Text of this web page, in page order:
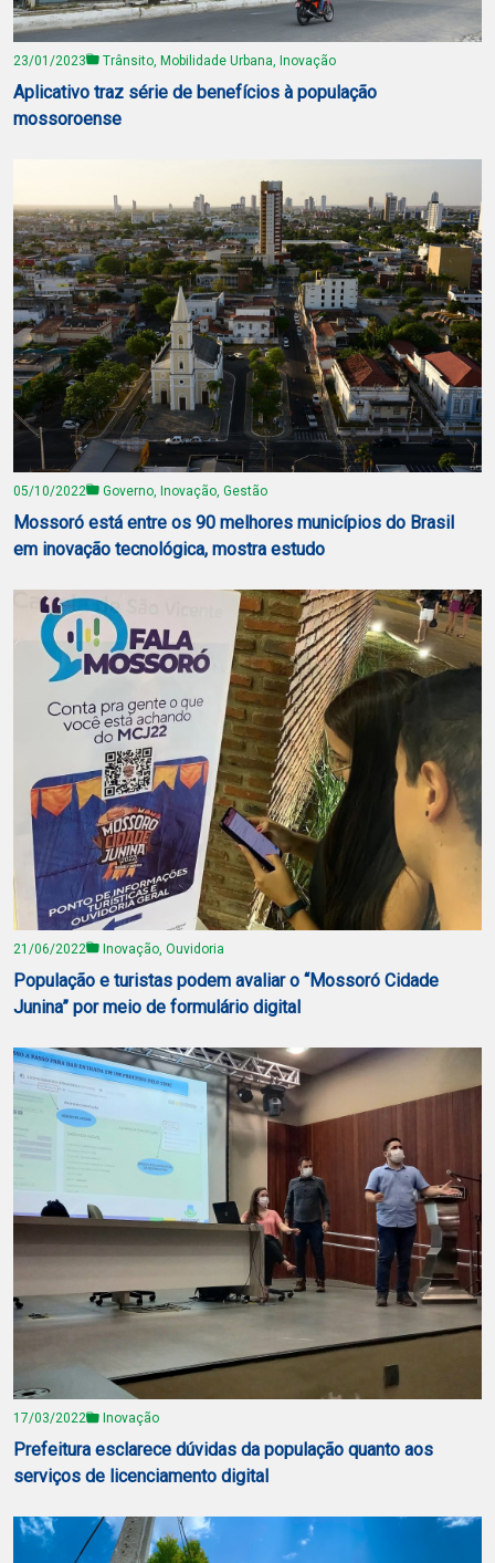
23/01/2023 Trânsito, Mobilidade Urbana, Inovação
Aplicativo traz série de benefícios à população
mossoroense
05/10/2022 Governo, Inovação, Gestão
Mossoró está entre os 90 melhores municípios do Brasil
em inovação tecnológica, mostra estudo
21/06/2022 Inovação, Ouvidoria
População e turistas podem avaliar o “Mossoró Cidade
Junina” por meio de formulário digital
17/03/2022 Inovação
Prefeitura esclarece dúvidas da população quanto aos
serviços de licenciamento digital